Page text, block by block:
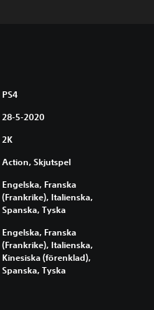
PS4
28-5-2020
2K
Action, Skjutspel
Engelska, Franska
(Frankrike), Italienska,
Spanska, Tyska
Engelska, Franska
(Frankrike), Italienska,
Kinesiska (förenklad),
Spanska, Tyska